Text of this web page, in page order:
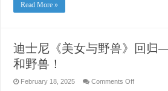
Read More »
迪士尼《美女与野兽》回
和野兽！
February 18, 2025 Comments Offon